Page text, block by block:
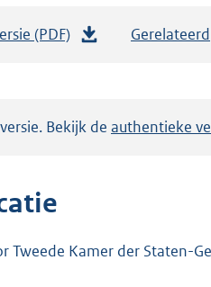
(PDF)
a
r
Gerelateerd
Bekijk de authentieke
Kamer der Staten-